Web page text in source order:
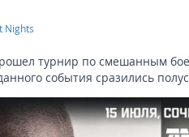
Nights
турнир по смешанным
события сразились